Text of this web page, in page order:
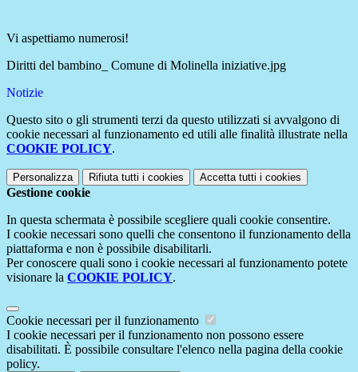
Vi aspettiamo numerosi!
Diritti del bambino_ Comune di Molinella iniziative.jpg
Notizie
Questo sito o gli strumenti terzi da questo utilizzati si avvalgono di
cookie necessari al funzionamento ed utili alle finalità illustrate nella
COOKIE POLICY.
Personalizza Rifiuta tutti i cookies Accetta tutti i cookies
Gestione cookie
In questa schermata è possibile scegliere quali cookie consentire.
I cookie necessari sono quelli che consentono il funzionamento della
piattaforma e non è possibile disabilitarli.
Per conoscere quali sono i cookie necessari al funzionamento potete
visionare la COOKIE POLICY.
Cookie necessari per il funzionamento
I cookie necessari per il funzionamento non possono essere
disabilitati. È possibile consultare l'elenco nella pagina della cookie
policy.